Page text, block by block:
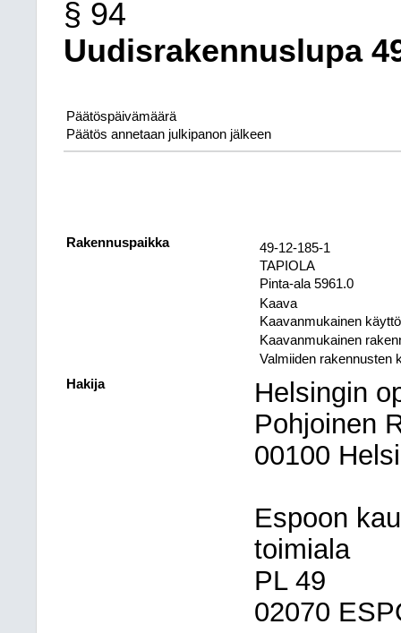
§ 94
Uudisrakennuslupa
Päätöspäivämäärä
Päätös annetaan julkipanon jälkeen
Rakennuspaikka
49-12-185-1
TAPIOLA
Pinta-ala 5961.0
Kaava
Kaavanmukainen
Kaavanmukainen
Valmiiden rakennusten
Hakija
Helsingin
Pohjoinen
00100
Espoon
toimiala
PL 49
02070